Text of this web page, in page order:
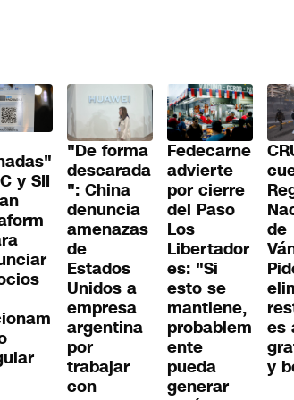
y SII
"De forma
descarada
": China
denuncia
amenazas
de
Estados
Unidos a
empresa
argentina
por
trabajar
con
Fedecarne
advierte
por cierre
del Paso
Los
Libertador
es: "Si
esto se
mantiene,
probablem
ente
pueda
generar
de
es
y